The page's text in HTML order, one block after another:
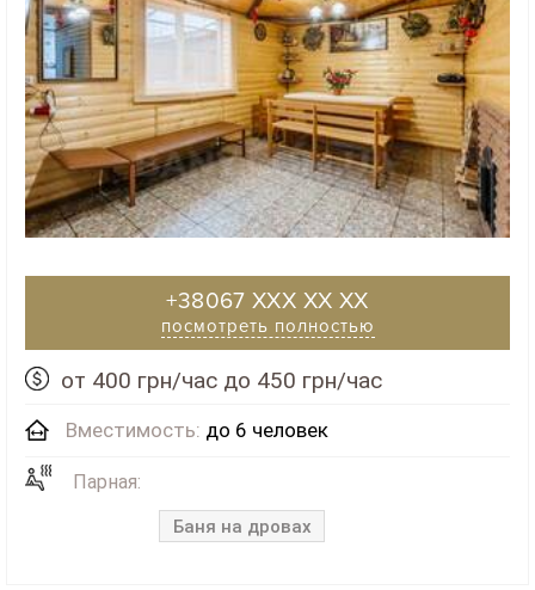
+38067 XXX XX XX
посмотреть полностью
от 400 грн/час до 450 грн/час
Вместимость: до 6 человек
Парная:
Баня на дровах